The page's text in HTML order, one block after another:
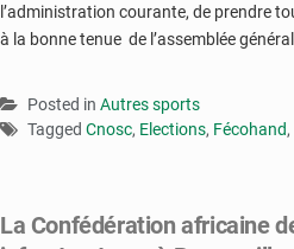
l’administration courante, de prendre
à la bonne tenue de l’assemblée
Posted in Autres sports
Tagged Cnosc, Elections, Fécohand,
La Confédération africaine